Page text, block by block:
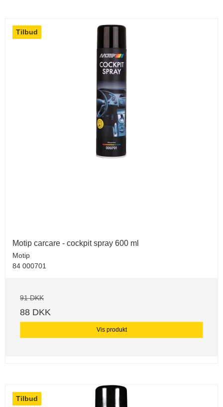
Tilbud
Motip carcare - cockpit spray 600 ml
Motip
84 000701
91 DKK
88 DKK
Vis produkt
Tilbud